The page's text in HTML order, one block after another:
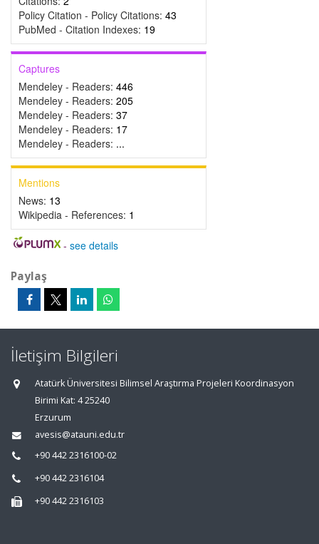
Policy Citation - Policy Citations: 43
PubMed - Citation Indexes: 19
Captures
Mendeley - Readers: 446
Mendeley - Readers: 205
Mendeley - Readers: 37
Mendeley - Readers: 17
Mendeley - Readers: ...
Mentions
News: 13
Wikipedia - References: 1
- see details
Paylaş
İletişim Bilgileri
Atatürk Üniversitesi Bilimsel Araştırma Projeleri Koordinasyon
Birimi Kat: 4 25240
Erzurum
avesis@atauni.edu.tr
+90 442 2316100-02
+90 442 2316104
+90 442 2316103